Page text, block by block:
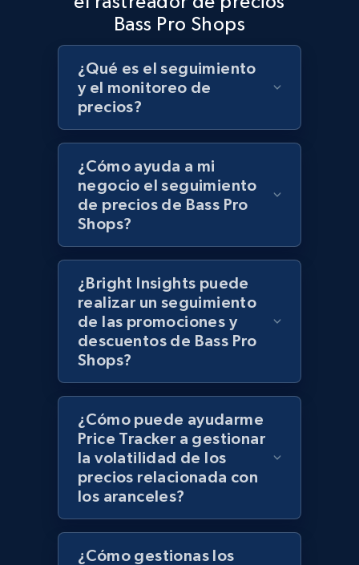
Target - Discover products by specified
URL, Product id, Title, Product description,
Rating, Reviews count, Initial price, Discount,
and more.
1.3K+ 175+ Comenzar ahora
Zara - Products
Category id, Product id, Product name, Price,
Currency, Colour code, Colour, Description, and
1.2K+ 208+ Comenzar ahora
Zara - Products - discovery by category url
Category id, Product id, Product name, Price,
Currency, Colour code, Colour, Description, and
Bass Pro Shops
¿Qué es el seguimiento
y el monitoreo de
precios?
¿Cómo ayuda a mi
negocio el seguimiento
de precios de Bass Pro
Shops?
¿Bright Insights puede
realizar un seguimiento
de las promociones y
descuentos de Bass Pro
Shops?
¿Cómo puede ayudarme
Price Tracker a gestionar
la volatilidad de los
precios relacionada con
los aranceles?
¿Cómo gestionas los